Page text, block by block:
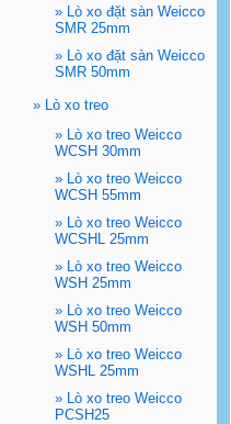
» Lò xo đặt sàn Weicco
SMR 25mm
» Lò xo đặt sàn Weicco
SMR 50mm
» Lò xo treo
» Lò xo treo Weicco
WCSH 30mm
» Lò xo treo Weicco
WCSH 55mm
» Lò xo treo Weicco
WCSHL 25mm
» Lò xo treo Weicco
WSH 25mm
» Lò xo treo Weicco
WSH 50mm
» Lò xo treo Weicco
WSHL 25mm
» Lò xo treo Weicco
PCSH25